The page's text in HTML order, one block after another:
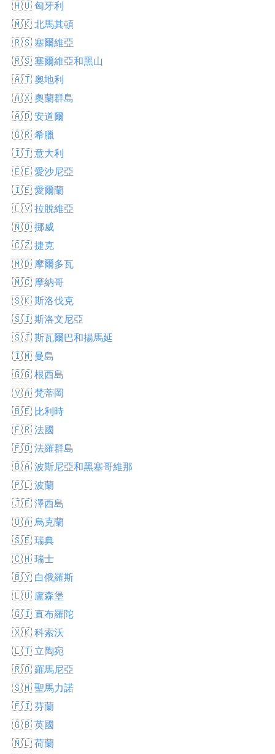
🇭🇺 匈牙利
🇲🇰 北馬其頓
🇷🇸 塞爾維亞
🇷🇸 塞爾維亞和黑山
🇦🇹 奧地利
🇦🇽 奧蘭群島
🇦🇩 安道爾
🇬🇷 希臘
🇮🇹 意大利
🇪🇪 愛沙尼亞
🇮🇪 愛爾蘭
🇱🇻 拉脫維亞
🇳🇴 挪威
🇨🇿 捷克
🇲🇩 摩爾多瓦
🇲🇨 摩納哥
🇸🇰 斯洛伐克
🇸🇮 斯洛文尼亞
🇸🇯 斯瓦爾巴和揚馬延
🇮🇲 曼島
🇬🇬 根西島
🇻🇦 梵蒂岡
🇧🇪 比利時
🇫🇷 法國
🇫🇴 法羅群島
🇧🇦 波斯尼亞和黑塞哥維那
🇵🇱 波蘭
🇯🇪 澤西島
🇺🇦 烏克蘭
🇸🇪 瑞典
🇨🇭 瑞士
🇧🇾 白俄羅斯
🇱🇺 盧森堡
🇬🇮 直布羅陀
🇽🇰 科索沃
🇱🇹 立陶宛
🇷🇴 羅馬尼亞
🇸🇲 聖馬力諾
🇫🇮 芬蘭
🇬🇧 英國
🇳🇱 荷蘭